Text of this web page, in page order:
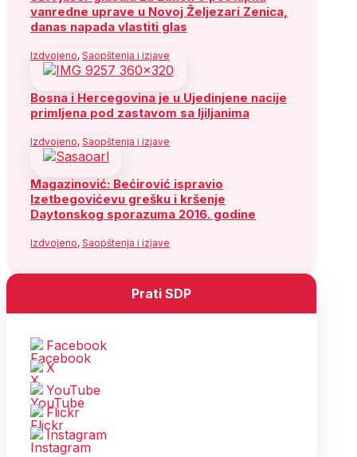
vanredne uprave u Novoj Željezari Zenica,
danas napada vlastiti glas
Izdvojeno, Saopštenja i izjave
Bosna i Hercegovina je u Ujedinjene nacije
primljena pod zastavom sa ljiljanima
Izdvojeno, Saopštenja i izjave
Magazinović: Bećirović ispravio
Izetbegovićevu grešku i kršenje
Daytonskog sporazuma 2016. godine
Izdvojeno, Saopštenja i izjave
Prati SDP
Facebook
X
YouTube
Flickr
Instagram